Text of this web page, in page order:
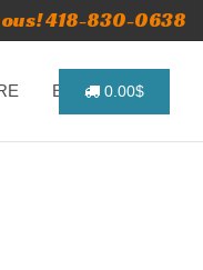
418-830-0638
ENGLISH
0.00$